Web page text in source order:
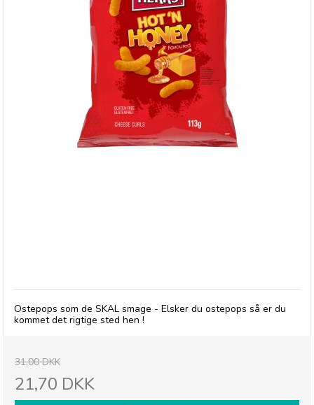
Ostepops som de SKAL smage - Elsker du ostepops så er du
kommet det rigtige sted hen !
31,00 DKK
21,70 DKK